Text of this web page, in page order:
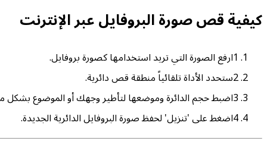
كيفية قص صورة البروفايل عبر الإنترنت
1ارفع الصورة التي تريد استخدامها كصورة بروفايل.
2ستحدد الأداة تلقائياً منطقة قص دائرية.
3اضبط حجم الدائرة وموضعها لتأطير وجهك أو الموضوع بشكل
4اضغط على 'تنزيل' لحفظ صورة البروفايل الدائرية الجديدة.